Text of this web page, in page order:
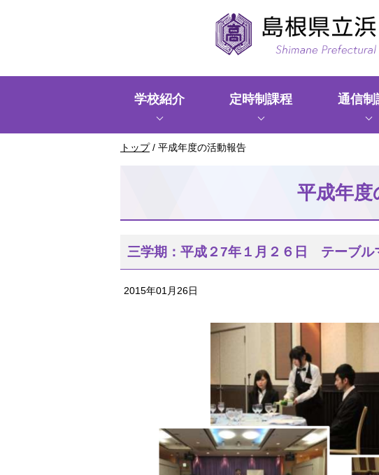
学校紹介 定時制課程 通信制
現
トップ/ 平成年度の活動報告
平成年度
三学期：平成２7年１月２６日 テーブル
2015年01月26日